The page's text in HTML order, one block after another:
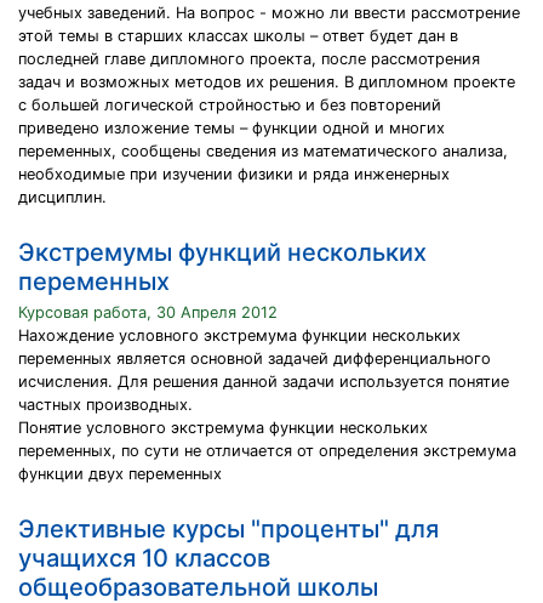
учебных заведений. На вопрос - можно ли ввести рассмотрение
этой темы в старших классах школы – ответ будет дан в
последней главе дипломного проекта, после рассмотрения
задач и возможных методов их решения. В дипломном проекте
с большей логической стройностью и без повторений
приведено изложение темы – функции одной и многих
переменных, сообщены сведения из математического анализа,
необходимые при изучении физики и ряда инженерных
дисциплин.
Экстремумы функций нескольких
переменных
Курсовая работа, 30 Апреля 2012
Нахождение условного экстремума функции нескольких
переменных является основной задачей дифференциального
исчисления. Для решения данной задачи используется понятие
частных производных.
Понятие условного экстремума функции нескольких
переменных, по сути не отличается от определения экстремума
функции двух переменных
Элективные курсы "проценты" для
учащихся 10 классов
общеобразовательной школы